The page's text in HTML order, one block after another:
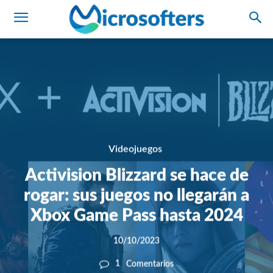
Videojuegos
Activision Blizzard se hace de
rogar: sus juegos no llegarán a
Xbox Game Pass hasta 2024
10/10/2023
1 Comentarios